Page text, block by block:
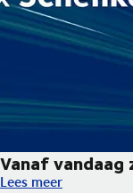
Vanaf vandaag
Vanaf vandaag zijn
Lees meer